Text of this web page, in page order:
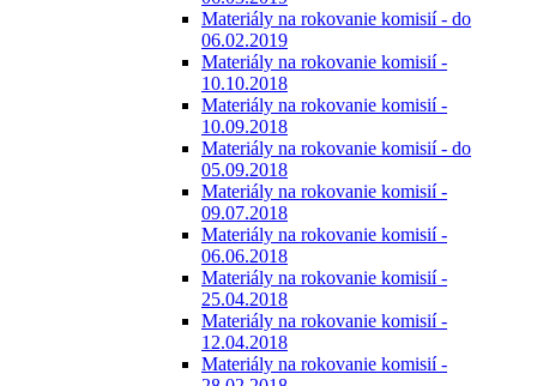
Materiály na rokovanie komisií - do
06.02.2019
Materiály na rokovanie komisií -
10.10.2018
Materiály na rokovanie komisií -
10.09.2018
Materiály na rokovanie komisií - do
05.09.2018
Materiály na rokovanie komisií -
09.07.2018
Materiály na rokovanie komisií -
06.06.2018
Materiály na rokovanie komisií -
25.04.2018
Materiály na rokovanie komisií -
12.04.2018
Materiály na rokovanie komisií -